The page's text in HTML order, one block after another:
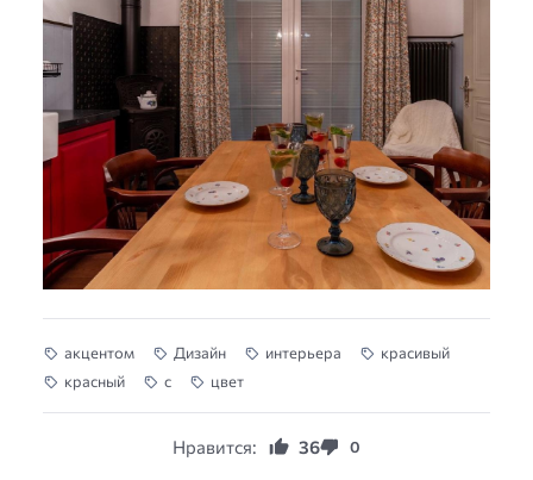
акцентом Дизайн интерьера
красивый
красный
с цвет
Нравится: 36 0